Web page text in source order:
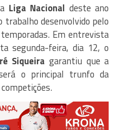
Liga Nacional deste ano
trabalho desenvolvido pelo
Em entrevista
segunda-feira, dia 12, o
Siqueira garantiu que a
o principal trunfo da